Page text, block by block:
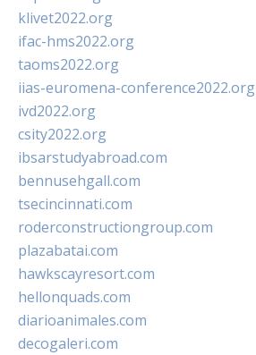
klivet2022.org
ifac-hms2022.org
taoms2022.org
iias-euromena-conference2022.org
ivd2022.org
csity2022.org
ibsarstudyabroad.com
bennusehgall.com
tsecincinnati.com
roderconstructiongroup.com
plazabatai.com
hawkscayresort.com
hellonquads.com
diarioanimales.com
decogaleri.com